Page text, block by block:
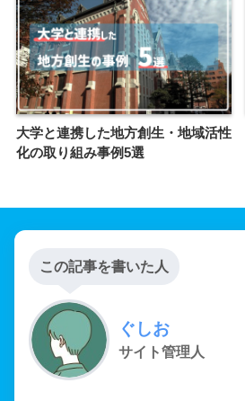
大学と連携した地方創生・地域活性
化の取り組み事例5選
この記事を書いた人
ぐしお
サイト管理人